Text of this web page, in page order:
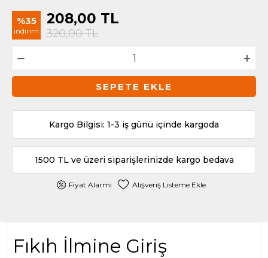
%35
indirim
208,00 TL
320,00TL
SEPETE EKLE
Kargo Bilgisi: 1-3 iş günü içinde kargoda
1500 TL ve üzeri siparişlerinizde kargo bedava
Fiyat Alarmı Alışveriş Listeme Ekle
Fıkıh İlmine Giriş